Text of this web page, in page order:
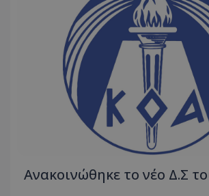
Aνακοινώθηκε το νέο Δ.Σ